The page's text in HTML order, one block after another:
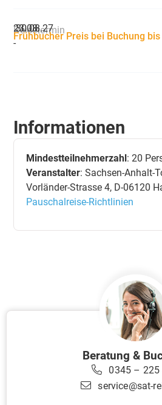
Reisetermin
23.08.
-
30.08.27
Frühbucher Preis bei Buchung
Informationen
Mindestteilnehmerzahl: 20
Veranstalter: Sachsen-Anhalt-
Vorländer-Strasse 4, D-06120
Pauschalreise-Richtlinien
Beratung &
0345 – 225
service@sat-